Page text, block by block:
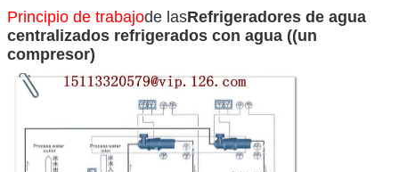
Principio de trabajode lasRefrigeradores de agua
centralizados refrigerados con agua ((un
compresor)